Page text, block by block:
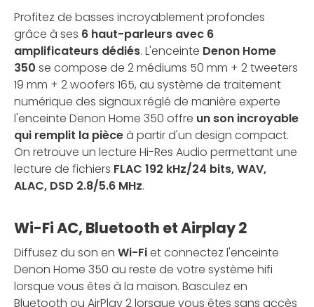
Profitez de basses incroyablement profondes
grâce à ses 6 haut-parleurs avec 6
amplificateurs dédiés. L'enceinte Denon Home
350 se compose de 2 médiums 50 mm + 2 tweeters
19 mm + 2 woofers 165, au système de traitement
numérique des signaux réglé de manière experte
l'enceinte Denon Home 350 offre un son incroyable
qui remplit la pièceà partir d'un design compact.
On retrouve un lecture Hi-Res Audio permettant une
lecture de fichiers FLAC 192 kHz/24 bits, WAV,
ALAC, DSD 2.8/5.6 MHz.
Wi-Fi AC, Bluetooth et Airplay 2
Diffusez du son en Wi-Fiet connectez l'enceinte
Denon Home 350 au reste de votre système hifi
lorsque vous êtes à la maison. Basculez en
Bluetooth ou AirPlay 2 lorsque vous êtes sans accès